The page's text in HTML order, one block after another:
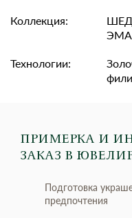
Коллекция:
Технологии:
ПРИМЕРКА И
ЗАКАЗ В
Подготовка
предпочтения